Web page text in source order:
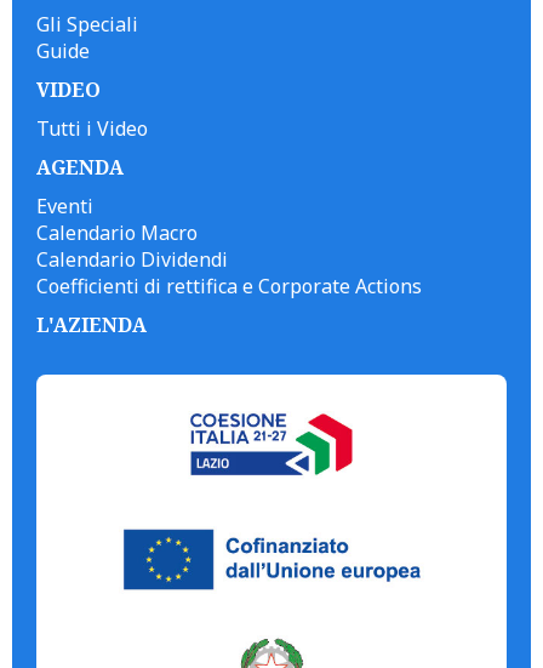
Gli Speciali
Guide
VIDEO
Tutti i Video
AGENDA
Eventi
Calendario Macro
Calendario Dividendi
Coefficienti di rettifica e Corporate Actions
L'AZIENDA